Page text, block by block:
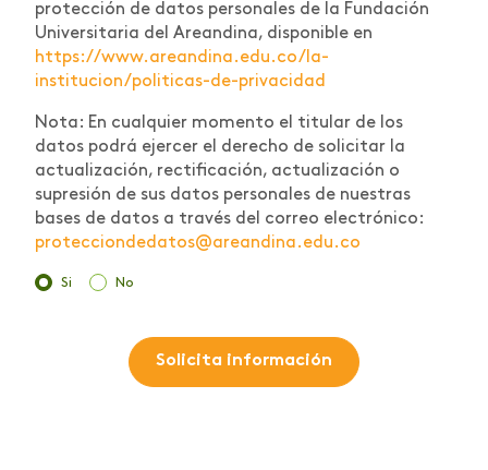
protección de datos personales de la Fundación
Universitaria del Areandina, disponible en
https://www.areandina.edu.co/la-
institucion/politicas-de-privacidad
Nota: En cualquier momento el titular de los
datos podrá ejercer el derecho de solicitar la
actualización, rectificación, actualización o
supresión de sus datos personales de nuestras
bases de datos a través del correo electrónico:
protecciondedatos@areandina.edu.co
Si No
Solicita información